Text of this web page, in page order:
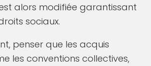
alors modifiée garantissant
sociaux.
penser que les acquis
les conventions collectives,